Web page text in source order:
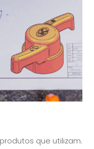
que utilizam.